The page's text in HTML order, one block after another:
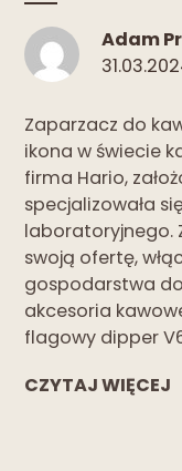
Adam
Zaparzacz do
ikona w świecie
firma Hario,
specjalizowała
laboratoryjnego.
swoją ofertę,
gospodarstwa
akcesoria
flagowy dipper
CZYTAJ WIĘCEJ